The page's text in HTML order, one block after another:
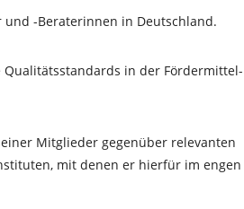
-Beraterinnen in Deutschland.
in der Fördermittel-
Mitglieder gegenüber relevanten
mit denen er hierfür im engen